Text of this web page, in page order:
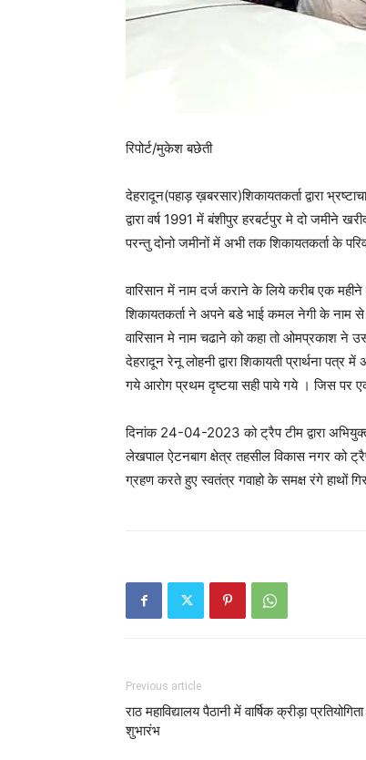
रिपोर्ट/मुकेश बछेती
देहरादून(पहाड़ ख़बरसार)शिकायतकर्ता द्वारा
द्वारा वर्ष 1991 में बंशीपुर हरबर्टपुर मे दो जमीने
परन्तु दोनो जमीनों में अभी तक शिकायतकर्ता के
वारिसान में नाम दर्ज कराने के लिये करीब एक
शिकायतकर्ता ने अपने बडे भाई कमल नेगी के नाम
वारिसान मे नाम चढाने को कहा तो ओमप्रकाश ने
देहरादून रेनू लोहनी द्वारा शिकायती प्रार्थना
गये आरोग प्रथम दृष्टया सही पाये गये । जिस पर
दिनांक 24-04-2023 को ट्रैप टीम द्वारा
लेखपाल ऐटनबाग क्षेत्र तहसील विकास नगर को
ग्रहण करते हुए स्वतंत्र गवाहो के समक्ष रंगे हाथों
Previous article
राठ महाविद्यालय पैठानी में वार्षिक क्रीड़ा
शुभारंभ